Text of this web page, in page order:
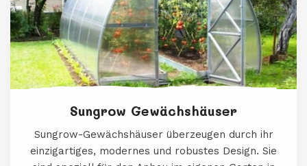
Sungrow Gewächshäuser
Sungrow-Gewächshäuser überzeugen durch ihr
einzigartiges, modernes und robustes Design. Sie